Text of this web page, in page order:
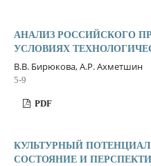
АНАЛИЗ РОССИЙСКОГО
УСЛОВИЯХ
В.В. Бирюкова, А.Р. Ахметшин
5-9
PDF
КУЛЬТУРНЫЙ
СОСТОЯНИЕ И